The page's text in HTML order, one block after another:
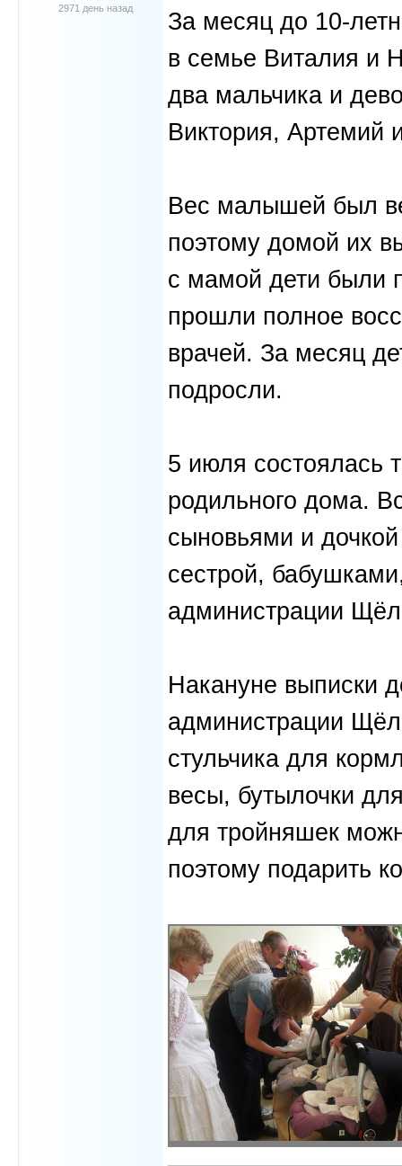
2971 день назад
За месяц до 10-
в семье Виталия и
два мальчика и
Виктория, Артемий
Вес малышей был
поэтому домой их
с мамой дети были
прошли полное
врачей. За месяц
подросли.
5 июля состоялась
родильного дома.
сыновьями и
сестрой,
администрации
Накануне выписки
администрации
стульчика для
весы, бутылочки
для тройняшек
поэтому подарить